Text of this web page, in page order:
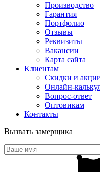
Производство
Гарантия
Портфолио
Отзывы
Реквизиты
Вакансии
Карта сайта
Клиентам
Скидки и
Онлайн-
Вопрос-ответ
Оптовикам
Контакты
Вызвать замерщика